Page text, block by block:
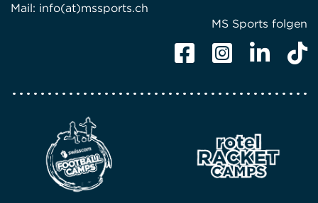
Mail: info(at)mssports.ch
MS Sports folgen